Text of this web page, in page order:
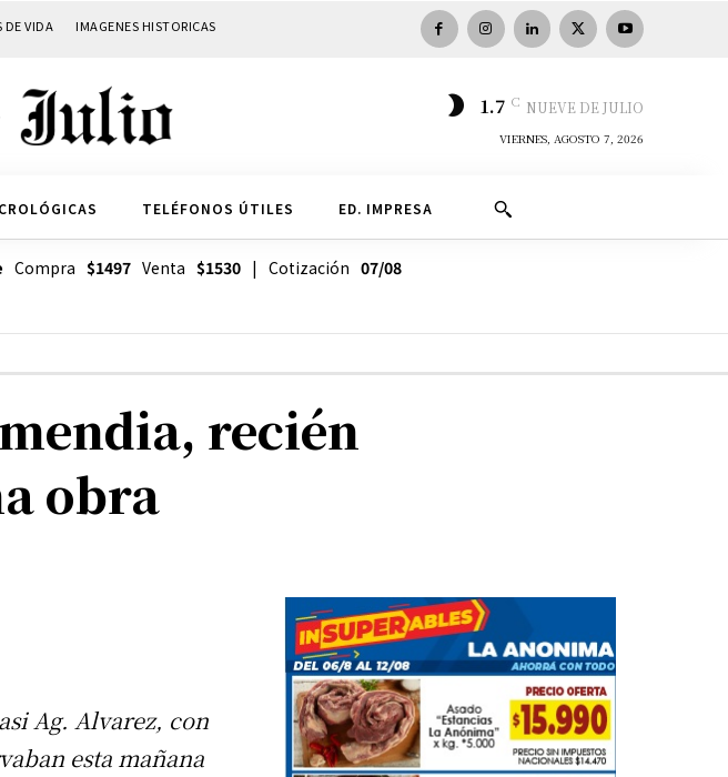
DE VIDA IMAGENES HISTORICAS
1.7 C NUEVE DE JULIO
VIERNES, AGOSTO 7, 2026
TELÉFONOS ÚTILES ED. IMPRESA
Compra $1497Venta $1530| Cotización 07/08
recién
obra
Ag. Alvarez, con
esta mañana